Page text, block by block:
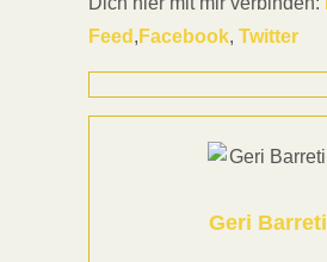
Feed , Facebook, Twitter
Geri Barreti